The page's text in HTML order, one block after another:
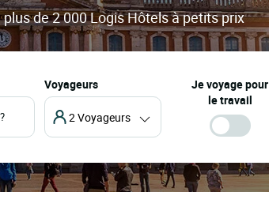
de 2 000 Logis Hôtels à petits prix
Voyageurs
2 Voyageurs
Je voyage pour
le travail